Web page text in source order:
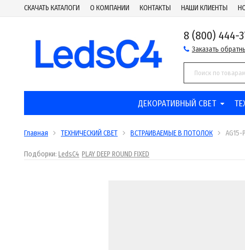
СКАЧАТЬ КАТАЛОГИ О КОМПАНИИ КОНТАКТЫ НАШИ КЛИЕНТЫ
8 (800) 444-
Заказать
ДЕКОРАТИВНЫЙ СВЕТ
Главная ТЕХНИЧЕСКИЙ СВЕТ ВСТРАИВАЕМЫЕ В ПОТОЛОК AG15-
Подборки: LedsC4 PLAY DEEP ROUND FIXED